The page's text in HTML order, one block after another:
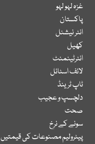
غزہ لہو لہو
پاکستان
انٹر نیشنل
کھیل
انٹرٹینمنٹ
لائف اسٹائل
ٹاپ ٹرینڈ
دلچسپ و عجیب
صحت
سونے کے نرخ
پیٹرولیم مصنوعات کی قیمتیں